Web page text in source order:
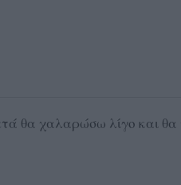
θα χαλαρώσω λίγο και θα